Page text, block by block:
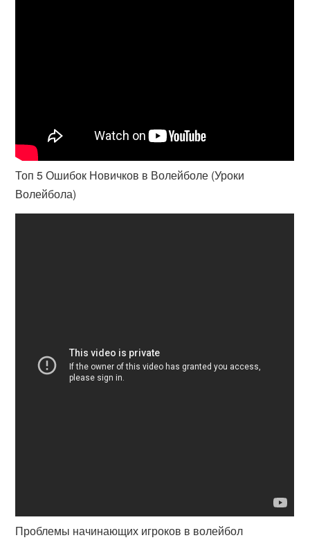
Топ 5 Ошибок Новичков в Волейболе (Уроки
Волейбола)
Проблемы начинающих игроков в волейбол